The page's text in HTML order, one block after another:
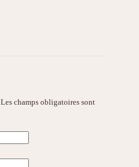
Les champs obligatoires sont